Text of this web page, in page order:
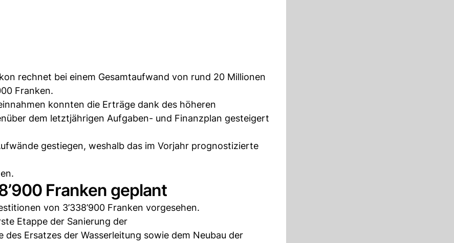
rechnet bei einem Gesamtaufwand von rund 20 Millionen
Franken.
konnten die Erträge dank des höheren
dem letztjährigen Aufgaben- und Finanzplan gesteigert
gestiegen, weshalb das im Vorjahr prognostizierte
Franken geplant
von 3’338’900 Franken vorgesehen.
Etappe der Sanierung der
Ersatzes der Wasserleitung sowie dem Neubau der